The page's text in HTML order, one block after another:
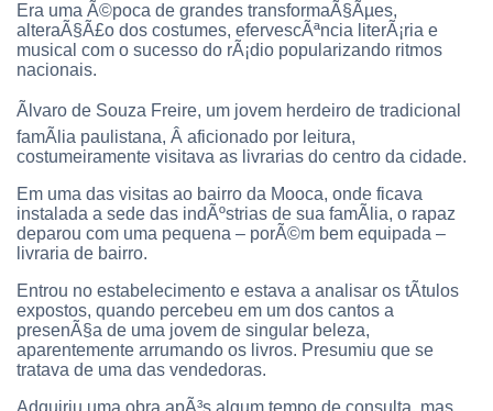
Era uma Ã©poca de grandes transformaÃ§Ãµes,
alteraÃ§Ã£o dos costumes, efervescÃªncia literÃ¡ria e
musical com o sucesso do rÃ¡dio popularizando ritmos
nacionais.
Ãlvaro de Souza Freire, um jovem herdeiro de tradicional
famÃ­lia paulistana, Â aficionado por leitura,
costumeiramente visitava as livrarias do centro da cidade.
Em uma das visitas ao bairro da Mooca, onde ficava
instalada a sede das indÃºstrias de sua famÃ­lia, o rapaz
deparou com uma pequena – porÃ©m bem equipada –
livraria de bairro.
Entrou no estabelecimento e estava a analisar os tÃ­tulos
expostos, quando percebeu em um dos cantos a
presenÃ§a de uma jovem de singular beleza,
aparentemente arrumando os livros. Presumiu que se
tratava de uma das vendedoras.